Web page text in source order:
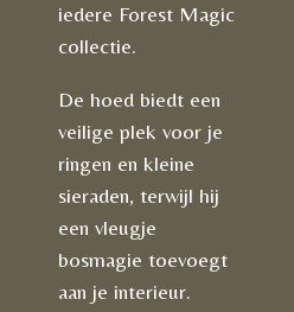
iedere Forest Magic
collectie.
De hoed biedt een
veilige plek voor je
ringen en kleine
sieraden, terwijl hij
een vleugje
bosmagie toevoegt
aan je interieur.